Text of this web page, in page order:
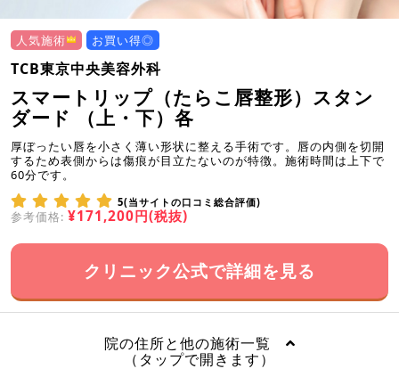
人気施術 お買い得◎
TCB東京中央美容外科
スマートリップ（たらこ唇整形）スタン
ダード （上・下）各
厚ぼったい唇を小さく薄い形状に整える手術です。唇の内側を切開
するため表側からは傷痕が目立たないのが特徴。施術時間は上下で
60分です。
5(当サイトの口コミ総合評価)
参考価格: ¥171,200円(税抜)
クリニック公式で詳細を見る
院の住所と他の施術一覧
（タップで開きます）